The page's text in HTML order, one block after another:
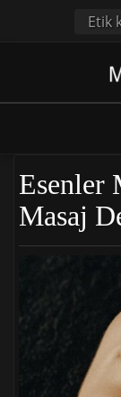
Etik
Esenler
Masaj